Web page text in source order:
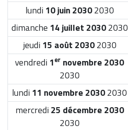
lundi 10 juin 20302030
dimanche 14 juillet 20302030
jeudi 15 août 20302030
vendredi 1er novembre 2030
2030
lundi 11 novembre 20302030
mercredi 25 décembre 2030
2030